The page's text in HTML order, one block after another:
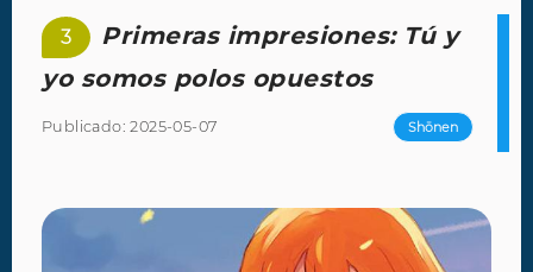
3
Primeras impresiones: Tú y
yo somos polos opuestos
Publicado: 2025-05-07 Shōnen